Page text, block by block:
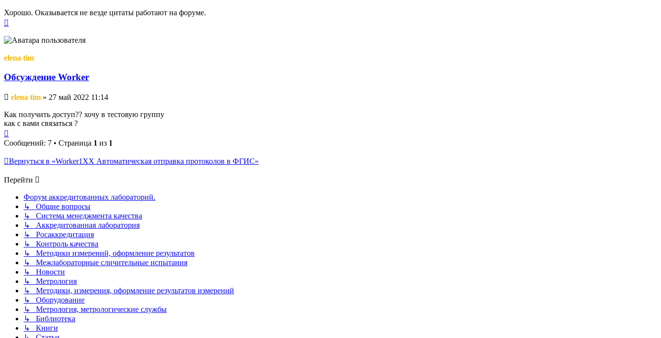
Хорошо. Оказывается не везде цитаты работают на форуме.
началу
elena tim
Обсуждение Worker
Непрочитанное
elena tim » 27 май 2022 11:14
Как получить доступ?? хочу в тестовую группу
как с вами связаться ?
к
началу
Сообщений: 7 • Страница 1 из 1
Вернуться в «Worker1XX Автоматическая отправка протоколов в ФГИС»
Перейти
Форум аккредитованных лабораторий.
↳ Общие вопросы
↳ Система менеджмента качества
↳ Аккредитованная лаборатория
↳ Росаккредитация
↳ Контроль качества
↳ Методики измерений, оформление результатов
↳ Межлабораторные сличительные испытания
↳ Новости
↳ Метрология
↳ Методики, измерения, оформление результатов измерений
↳ Оборудование
↳ Метрология, метрологические службы
↳ Библиотека
↳ Книги